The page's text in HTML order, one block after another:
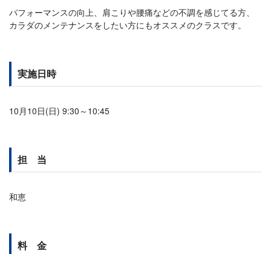
パフォーマンスの向上、肩こりや腰痛などの不調を感じてる方、
カラダのメンテナンスをしたい方にもオススメのクラスです。
実施日時
10月10日(日) 9:30～10:45
担 当
和恵
料 金